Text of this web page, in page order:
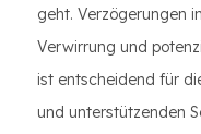
geht. Verzögerungen
Verwirrung und
ist entscheidend für
und unterstützenden